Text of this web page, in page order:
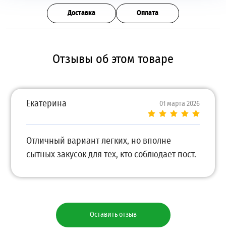
Доставка Оплата
Отзывы об этом товаре
Оставить отзыв
Екатерина 01 марта 2026
Отличный вариант легких, но вполне
сытных закусок для тех, кто соблюдает пост.